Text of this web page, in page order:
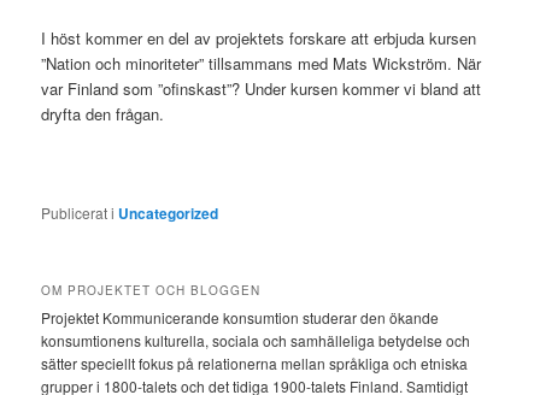
I höst kommer en del av projektets forskare att erbjuda kursen
”Nation och minoriteter” tillsammans med Mats Wickström. När
var Finland som ”ofinskast”? Under kursen kommer vi bland att
dryfta den frågan.
Publicerat i Uncategorized
OM PROJEKTET OCH BLOGGEN
Projektet Kommunicerande konsumtion studerar den ökande
konsumtionens kulturella, sociala och samhälleliga betydelse och
sätter speciellt fokus på relationerna mellan språkliga och etniska
grupper i 1800-talets och det tidiga 1900-talets Finland. Samtidigt